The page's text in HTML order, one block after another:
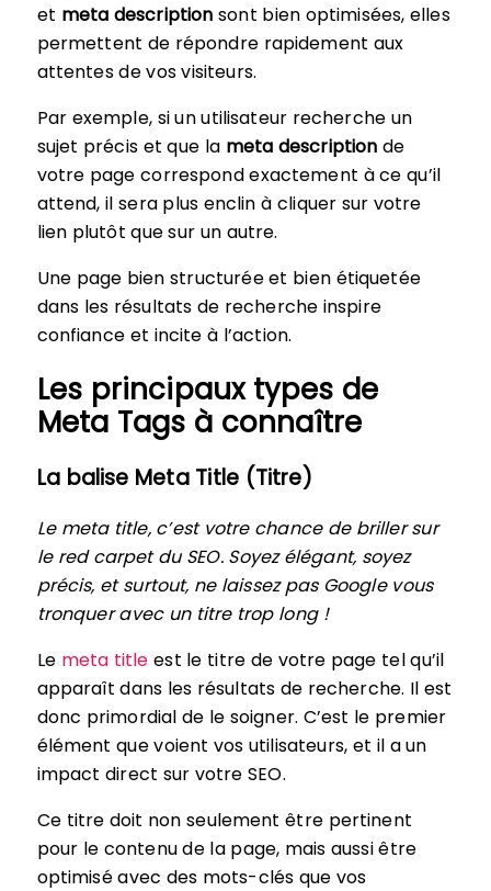
et meta description sont bien optimisées, elles
permettent de répondre rapidement aux
attentes de vos visiteurs.
Par exemple, si un utilisateur recherche un
sujet précis et que la meta description de
votre page correspond exactement à ce qu’il
attend, il sera plus enclin à cliquer sur votre
lien plutôt que sur un autre.
Une page bien structurée et bien étiquetée
dans les résultats de recherche inspire
confiance et incite à l’action.
Les principaux types de
Meta Tags à connaître
La balise Meta Title (Titre)
Le meta title, c’est votre chance de briller sur
le red carpet du SEO. Soyez élégant, soyez
précis, et surtout, ne laissez pas Google vous
tronquer avec un titre trop long !
Le meta title est le titre de votre page tel qu’il
apparaît dans les résultats de recherche. Il est
donc primordial de le soigner. C’est le premier
élément que voient vos utilisateurs, et il a un
impact direct sur votre SEO.
Ce titre doit non seulement être pertinent
pour le contenu de la page, mais aussi être
optimisé avec des mots-clés que vos